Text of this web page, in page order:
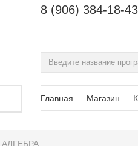
8 (906) 384-18-43
Главная Магазин
АЛГЕБРА